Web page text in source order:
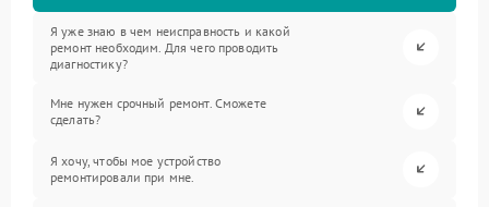
Я уже знаю в чем неисправность и какой
ремонт необходим. Для чего проводить
диагностику?
Мне нужен срочный ремонт. Сможете
сделать?
Я хочу, чтобы мое устройство
ремонтировали при мне.